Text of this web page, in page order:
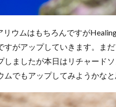
ウムはもちろんですが
すがアップしていきます。ま
しましたが本日はリチャード
でもアップしてみようかなと